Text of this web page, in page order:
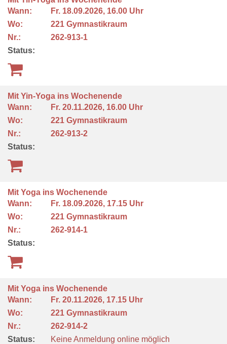
Wann:
Fr. 18.09.2026, 16.00 Uhr
Wo:
221 Gymnastikraum
Nr.:
262-913-1
Status:
Mit Yin-Yoga ins Wochenende
Wann:
Fr. 20.11.2026, 16.00 Uhr
Wo:
221 Gymnastikraum
Nr.:
262-913-2
Status:
Mit Yoga ins Wochenende
Wann:
Fr. 18.09.2026, 17.15 Uhr
Wo:
221 Gymnastikraum
Nr.:
262-914-1
Status:
Mit Yoga ins Wochenende
Wann:
Fr. 20.11.2026, 17.15 Uhr
Wo:
221 Gymnastikraum
Nr.:
262-914-2
Status:
Keine Anmeldung online möglich